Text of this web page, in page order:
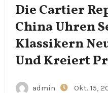
Die Cartier
China Uhren
Klassikern
Und Kreiert
admin Okt. 15,